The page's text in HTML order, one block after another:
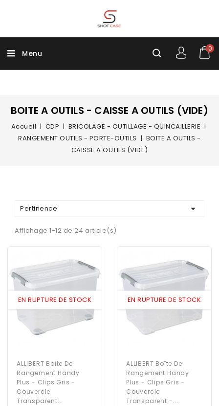
Menu
0
BOITE A OUTILS - CAISSE A OUTILS (VIDE)
Accueil CDP
BRICOLAGE - OUTILLAGE - QUINCAILLERIE
RANGEMENT OUTILS - PORTE-OUTILS
BOITE A OUTILS -
CAISSE A OUTILS (VIDE)
Pertinence 
Affichage 1-12 de 24 article(s)
EN RUPTURE DE STOCK
ALLIBERT Boîte De
Rangement Handy
Plus - Clips Gris -
Couvercle
Transparent...
EN RUPTURE DE STOCK
ALLIBERT Boîte De
Rangement Handy
Plus - Clips Gris -
Couvercle
Transparent -...